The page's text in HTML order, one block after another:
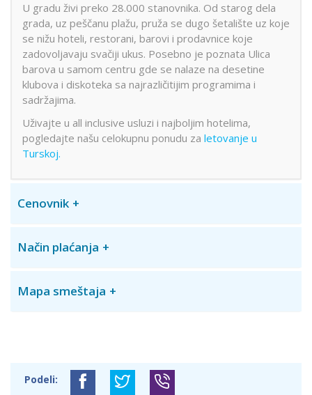
U gradu živi preko 28.000 stanovnika. Od starog dela
grada, uz peščanu plažu, pruža se dugo šetalište uz koje
se nižu hoteli, restorani, barovi i prodavnice koje
zadovoljavaju svačiji ukus. Posebno je poznata Ulica
barova u samom centru gde se nalaze na desetine
klubova i diskoteka sa najrazličitijim programima i
sadržajima.
Uživajte u all inclusive usluzi i najboljim hotelima,
pogledajte našu celokupnu ponudu za letovanje u
Turskoj.
Cenovnik
Način plaćanja
Mapa smeštaja
Podeli: